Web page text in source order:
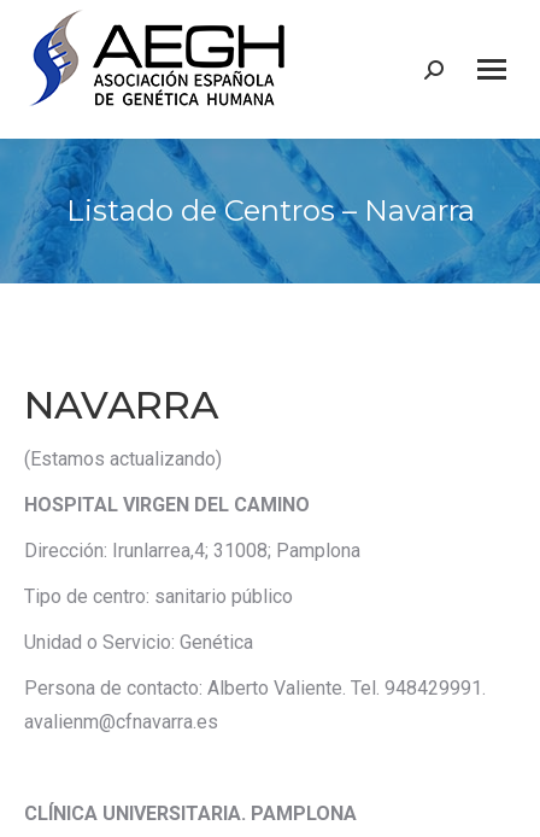
Buscar:
Listado de Centros – Navarra
NAVARRA
(Estamos actualizando)
HOSPITAL VIRGEN DEL CAMINO
Dirección: Irunlarrea,4; 31008; Pamplona
Tipo de centro: sanitario público
Unidad o Servicio: Genética
Persona de contacto: Alberto Valiente. Tel. 948429991.
avalienm@cfnavarra.es
CLÍNICA UNIVERSITARIA. PAMPLONA